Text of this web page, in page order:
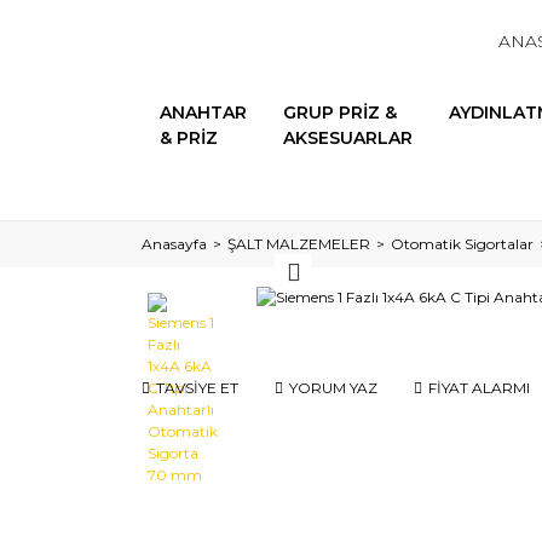
ANAHTAR
& PRİZ
GRUP PRİZ &
AKSESUARLAR
Anasayfa ŞALT MALZEMELER Otomatik Sigortalar
TAVSİYE ET YORUM YAZ FİYAT ALARMI